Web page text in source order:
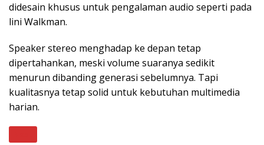
didesain khusus untuk pengalaman audio seperti pada
lini Walkman.
Speaker stereo menghadap ke depan tetap
dipertahankan, meski volume suaranya sedikit
menurun dibanding generasi sebelumnya. Tapi
kualitasnya tetap solid untuk kebutuhan multimedia
harian.